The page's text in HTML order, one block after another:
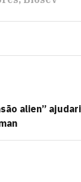
alien”